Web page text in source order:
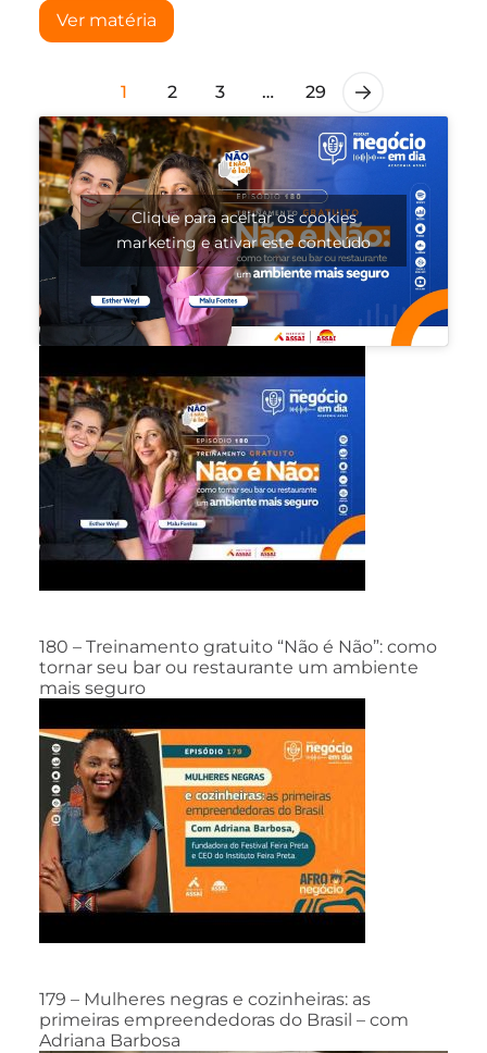
Ver matéria
1 2 3 … 29
Clique para aceitar os cookies
marketing e ativar este conteúdo
180 – Treinamento gratuito “Não é Não”: como
tornar seu bar ou restaurante um ambiente
mais seguro
179 – Mulheres negras e cozinheiras: as
primeiras empreendedoras do Brasil – com
Adriana Barbosa